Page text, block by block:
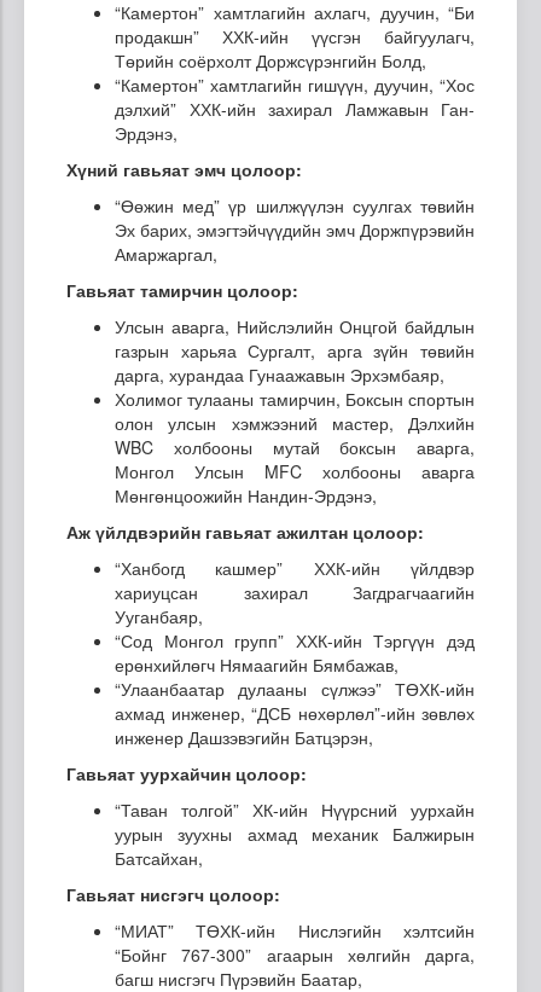
“Камертон” хамтлагийн ахлагч, дуучин, “Би
продакшн” ХХК-ийн үүсгэн байгуулагч,
Төрийн соёрхолт Доржсүрэнгийн Болд,
“Камертон” хамтлагийн гишүүн, дуучин, “Хос
дэлхий” ХХК-ийн захирал Ламжавын Ган-
Эрдэнэ,
Хүний гавьяат эмч цолоор:
“Өөжин мед” үр шилжүүлэн суулгах төвийн
Эх барих, эмэгтэйчүүдийн эмч Доржпүрэвийн
Амаржаргал,
Гавьяат тамирчин цолоор:
Улсын аварга, Нийслэлийн Онцгой байдлын
газрын харьяа Сургалт, арга зүйн төвийн
дарга, хурандаа Гунаажавын Эрхэмбаяр,
Холимог тулааны тамирчин, Боксын спортын
олон улсын хэмжээний мастер, Дэлхийн
WBC холбооны мутай боксын аварга,
Монгол Улсын MFC холбооны аварга
Мөнгөнцоожийн Нандин-Эрдэнэ,
Аж үйлдвэрийн гавьяат ажилтан цолоор:
“Ханбогд кашмер” ХХК-ийн үйлдвэр
хариуцсан захирал Загдрагчаагийн
Ууганбаяр,
“Сод Монгол групп” ХХК-ийн Тэргүүн дэд
ерөнхийлөгч Нямаагийн Бямбажав,
“Улаанбаатар дулааны сүлжээ” ТӨХК-ийн
ахмад инженер, “ДСБ нөхөрлөл”-ийн зөвлөх
инженер Дашзэвэгийн Батцэрэн,
Гавьяат уурхайчин цолоор:
“Таван толгой” ХК-ийн Нүүрсний уурхайн
уурын зуухны ахмад механик Балжирын
Батсайхан,
Гавьяат нисгэгч цолоор:
“МИАТ” ТӨХК-ийн Нислэгийн хэлтсийн
“Бойнг 767-300” агаарын хөлгийн дарга,
багш нисгэгч Пүрэвийн Баатар,